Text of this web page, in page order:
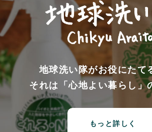
地球洗い隊がお役にたて
それは「心地よい暮らし」
もっと詳しく